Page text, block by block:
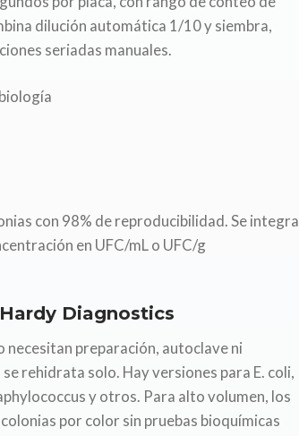
dilución automática 1/10 y siembra,
seriadas manuales.
con 98% de reproducibilidad. Se integra
en UFC/mL o UFC/g
Diagnostics
necesitan preparación, autoclave ni
rehidrata solo. Hay versiones para E. coli,
y otros. Para alto volumen, los
por color sin pruebas bioquímicas